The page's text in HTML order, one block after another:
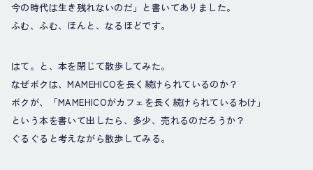
今の時代は生き残れないのだ」と書いてありました。
ふむ、ふむ、ほんと、なるほどです。
はて。と、本を閉じて散歩してみた。
なぜボクは、MAMEHICOを長く続けられているのか？
ボクが、「MAMEHICOがカフェを長く続けられているわけ」
という本を書いて出したら、多少、売れるのだろうか？
ぐるぐると考えながら散歩してみる。